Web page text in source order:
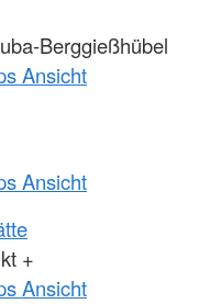
Berggießhübel
Ansicht
Ansicht
+
Ansicht